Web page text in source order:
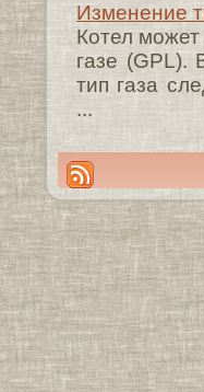
Изменение
Котел
газе (GPL).
тип газа
...